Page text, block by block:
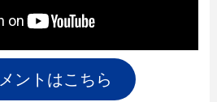
ントはこちら